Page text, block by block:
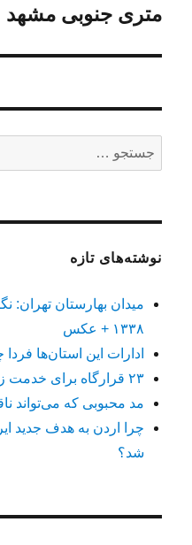
بعدی:
متری جنوبی مشهد
برای:
نوشته‌های تازه
۱۳۳۸ + عکس
ادارات این استان‌ها
۲۳ قرارگاه برای خدمت زائران + اینفوگرافیک
مد محبوبی که می‌تواند
چرا اردن به هدف جدید
شد؟